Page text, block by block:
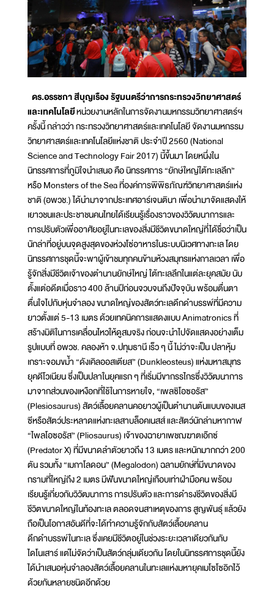
ดร.อรรชกา สีบุญเรือง รัฐมนตรีว่าการกระทรวงวิทยาศาสตร์
และเทคโนโลยีหน่วยงานหลักในการจัดงานมหกรรมวิทยาศาสตร์ฯ
ครั้งนี้ กล่าวว่า กระทรวงวิทยาศาสตร์และเทคโนโลยี จัดงานมหกรรม
วิทยาศาสตร์และเทคโนโลยีแห่งชาติ ประจำปี 2560 (National
Science and Technology Fair 2017) นี้ขึ้นมา โดยหนึ่งใน
นิทรรศการที่ภูมิใจนำเสนอ คือ นิทรรศการ “ยักษ์ใหญ่ใต้ทะเลลึก”
หรือ Monsters of the Sea ที่องค์การพิพิธภัณฑ์วิทยาศาสตร์แห่ง
ชาติ (อพวช.) ได้นำมาจากประเทศอาร์เจนตินา เพื่อนำมาจัดแสดงให้
เยาวชนและประชาชนคนไทยได้เรียนรู้เรื่องราวของวิวัฒนาการและ
การปรับตัวเพื่ออาศัยอยู่ในทะเลของสิ่งมีชีวิตขนาดใหญ่ที่ได้ชื่อว่าเป็น
นักล่าที่อยู่บนจุดสูงสุดของห่วงโซ่อาหารในระบบนิเวศทางทะเล โดย
นิทรรศการชุดนี้จะพาผู้เข้าชมทุกคนข้ามห้วงสมุทรแห่งกาลเวลา เพื่อ
รู้จักสิ่งมีชีวิตเจ้าของตำนานยักษ์ใหญ่ ใต้ทะเลลึกในแต่ละยุคสมัย นับ
ตั้งแต่อดีตเมื่อราว 400 ล้านปีก่อนจวบจนถึงปัจจุบัน พร้อมตื่นตา
ตื่นใจไปกับหุ่นจำลอง ขนาดใหญ่ของสัตว์ทะเลดึกดำบรรพ์ที่มีความ
ยาวตั้งแต่ 5-13 เมตร ด้วยเทคนิคการแสดงแบบ Animatronics ที่
สร้างมิติในการเคลื่อนไหวให้ดูสมจริง ก่อนจะนำไปจัดแสดงอย่างเต็ม
รูปแบบที่ อพวช. คลองห้า จ.ปทุมธานี เร็ว ๆ นี้ ไม่ว่าจะเป็น ปลาหุ้ม
เกราะจอมขม้ำ “ดังเคิลออสเตียส” (Dunkleosteus) แห่งมหาสมุทร
ยุคดีโวเนียน ซึ่งเป็นปลาในยุคแรก ๆ ที่เริ่มมีขากรรไกรซึ่งวิวัฒนาการ
มาจากส่วนของเหงือกที่ใช้ในการหายใจ, “เพลซิโอซอรัส”
(Plesiosaurus) สัตว์เลื้อยคลานคอยาวผู้เป็นตำนานต้นแบบของเนส
ซีหรือสัตว์ประหลาดแห่งทะเลสาบล็อคเนสส์ และสัตว์นักล่ามหากาฬ
“ไพลโอซอรัส” (Pliosaurus) เจ้าของฉายาเพชฌฆาตเอ๊กซ์
(Predator X) ที่มีขนาดลำตัวยาวถึง 13 เมตร และหนักมากกว่า 200
ตัน รวมทั้ง “เมกาโลดอน” (Megalodon) ฉลามยักษ์ที่มีขนาดของ
กรามที่ใหญ่ถึง 2 เมตร มีฟันขนาดใหญ่เกือบเท่าฝ่ามือคน พร้อม
เรียนรู้เกี่ยวกับวิวัฒนาการ การปรับตัว และการดำรงชีวิตของสิ่งมี
ชีวิตขนาดใหญ่ในท้องทะเล ตลอดจนสาเหตุของการ สูญพันธุ์ แล้วยัง
ถือเป็นโอกาสอันดีที่จะได้ทำความรู้จักกับสัตว์เลื้อยคลาน
ดึกดำบรรพ์ในทะเล ซึ่งเคยมีชีวิตอยู่ในช่วงระยะเวลาเดียวกันกับ
ไดโนเสาร์ แต่ไม่จัดว่าเป็นสัตว์กลุ่มเดียวกัน โดยในนิทรรศการชุดนี้ยัง
ได้นำเสนอหุ่นจำลองสัตว์เลื้อยคลานในทะเลแห่งมหายุคเมโซโซอิกไว้
ด้วยกันหลายชนิดอีกด้วย